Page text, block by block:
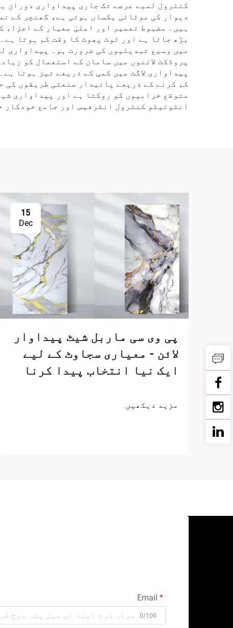
کنٹرول لمبے عرصے تک جاری پیداواری دوران
دیوار کی موٹائی یکساں ہوتی ہے، گھنچر کے
ہیں۔ مضبوط تعمیر اور اعلیٰ معیار کے اجزاء
بڑھ جاتا ہے اور ٹوٹ پھوٹ کا وقت کم ہوتا
میں وسیع تبدیلیوں کی ضرورت ہو۔ پیداواری
پروڈکٹ لائنوں میں سامان کے استعمال کو
پیداواری لاگت میں کمی کے ذریعے تیز ہوتا
کم کرنے کے ذریعے پائیدار صنعتی طریقوں کی
متوقع خرابیوں کو روکتا ہے اور پیداواری
انٹوئیٹو کنٹرول انٹرفیس اور جامع
15
Dec
پی وی سی ماربل شیٹ پیداوار
لائن - معیاری سجاوٹ کے لیے
ایک نیا انتخاب پیدا کرنا
مزید دیکھیں
0/100